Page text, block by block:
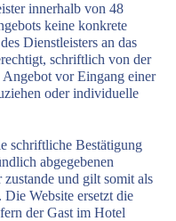
innerhalb von 48
keine konkrete
Dienstleisters an das
schriftlich von der
Angebot vor Eingang einer
oder individuelle
schriftliche Bestätigung
abgegebenen
und gilt somit als
Website ersetzt die
der Gast im Hotel